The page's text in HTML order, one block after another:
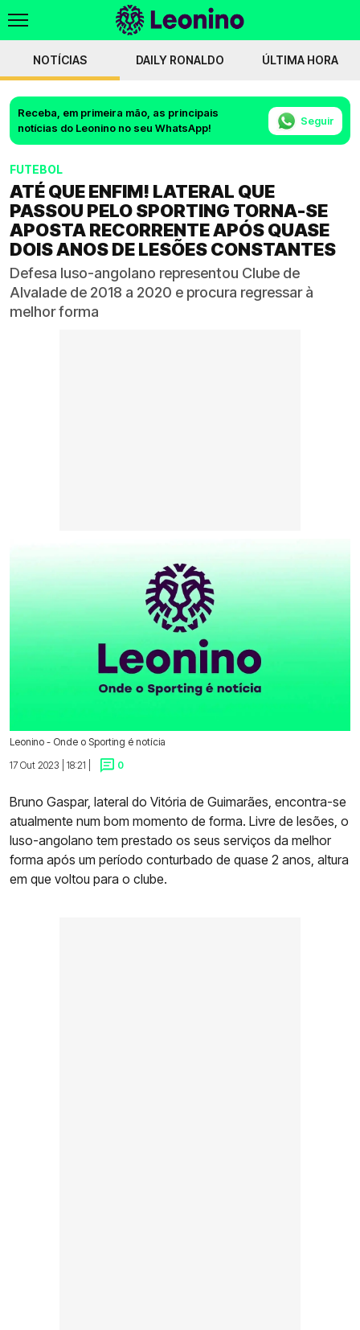
NOTÍCIAS DAILY RONALDO ÚLTIMA HORA
Receba, em primeira mão, as principais
notícias do Leonino no seu WhatsApp!
Seguir
FUTEBOL
ATÉ QUE ENFIM! LATERAL QUE
PASSOU PELO SPORTING TORNA-SE
APOSTA RECORRENTE APÓS QUASE
DOIS ANOS DE LESÕES CONSTANTES
Defesa luso-angolano representou Clube de
Alvalade de 2018 a 2020 e procura regressar à
melhor forma
Leonino - Onde o Sporting é notícia
17 Out 2023 | 18:21 |
0
Bruno Gaspar, lateral do Vitória de Guimarães, encontra-se
atualmente num bom momento de forma. Livre de lesões, o
luso-angolano tem prestado os seus serviços da melhor
forma após um período conturbado de quase 2 anos, altura
em que voltou para o clube.